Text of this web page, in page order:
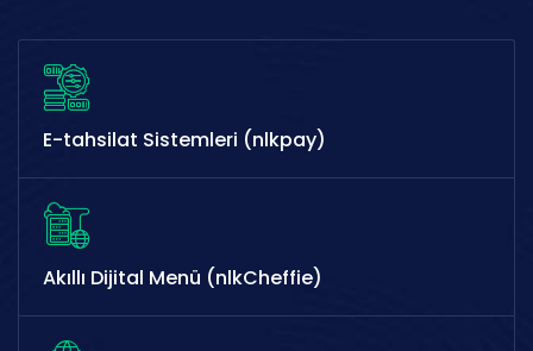
E-tahsilat Sistemleri (nlkpay)
Akıllı Dijital Menü (nlkCheffie)